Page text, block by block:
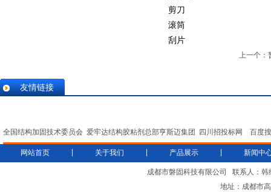
剪刀
滚筒
刮片
上一个：
友情链接
全国结构加固技术委员会 爱牢达结构胶粘剂总部亨斯迈集团 四川招投标网 百度
网站首页 关于我们 产品展示 新闻中
成都市磐固科技有限公司 联系人：
地址：成都市